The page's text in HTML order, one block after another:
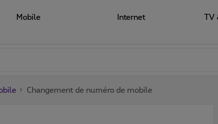
Mobile Internet TV
Changement de numéro de mobile